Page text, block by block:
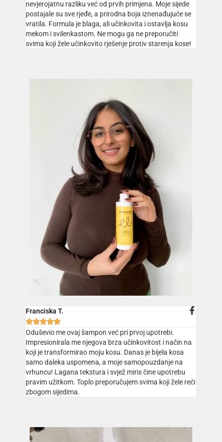
nevjerojatnu razliku već od prvih primjena. Moje sijede
postajale su sve rjeđe, a prirodna boja iznenađujuće se
vratila. Formula je blaga, ali učinkovita i ostavlja kosu
mekom i svilenkastom. Ne mogu ga ne preporučiti
svima koji žele učinkovito rješenje protiv starenja kose!
Franciska T.

Oduševio me ovaj šampon već pri prvoj upotrebi.
Impresionirala me njegova brza učinkovitost i način na
koji je transformirao moju kosu. Danas je bijela kosa
samo daleka uspomena, a moje samopouzdanje na
vrhuncu! Lagana tekstura i svjež miris čine upotrebu
pravim užitkom. Toplo preporučujem svima koji žele reći
zbogom sijedima.